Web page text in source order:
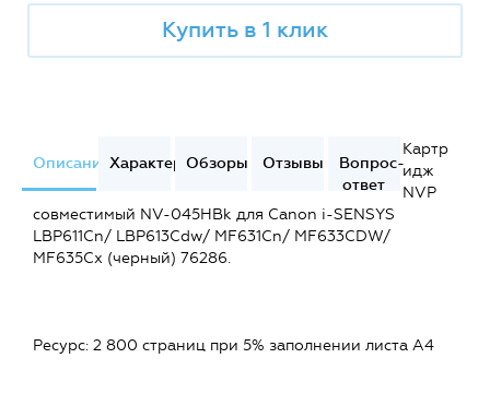
Купить в 1 клик
ОписаниеХарактеристики
Обзоры Отзывы
Вопрос-
ответ
Картр
идж
NVP
совместимый NV-045HBk для Canon i-SENSYS
LBP611Cn/ LBP613Cdw/ MF631Cn/ MF633CDW/
MF635Cx (черный) 76286.
Ресурс: 2 800 страниц при 5% заполнении листа А4